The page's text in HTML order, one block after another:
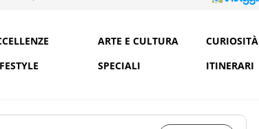
ARTE E CULTURA CURIOSITÀ
SPECIALI ITINERARI